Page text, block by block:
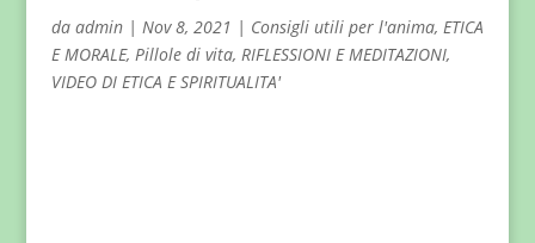
da admin| Nov 8, 2021 | Consigli utili per l'anima, ETICA
E MORALE, Pillole di vita, RIFLESSIONI E MEDITAZIONI,
VIDEO DI ETICA E SPIRITUALITA'